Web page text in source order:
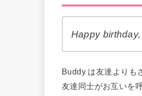
Happy
Buddy は友達よりも
友達同士がお互いを